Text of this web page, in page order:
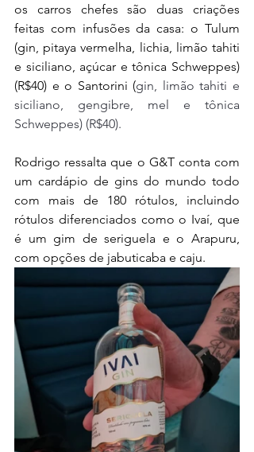
os carros chefes são duas criações
feitas com infusões da casa: o Tulum
(gin, pitaya vermelha, lichia, limão tahiti
e siciliano, açúcar e tônica Schweppes)
(R$40) e o Santorini (gin, limão tahiti e
siciliano, gengibre, mel e tônica
Schweppes) (R$40).
Rodrigo ressalta que o G&T conta com
um cardápio de gins do mundo todo
com mais de 180 rótulos, incluindo
rótulos diferenciados como o Ivaí, que
é um gim de seriguela e o Arapuru,
com opções de jabuticaba e caju.